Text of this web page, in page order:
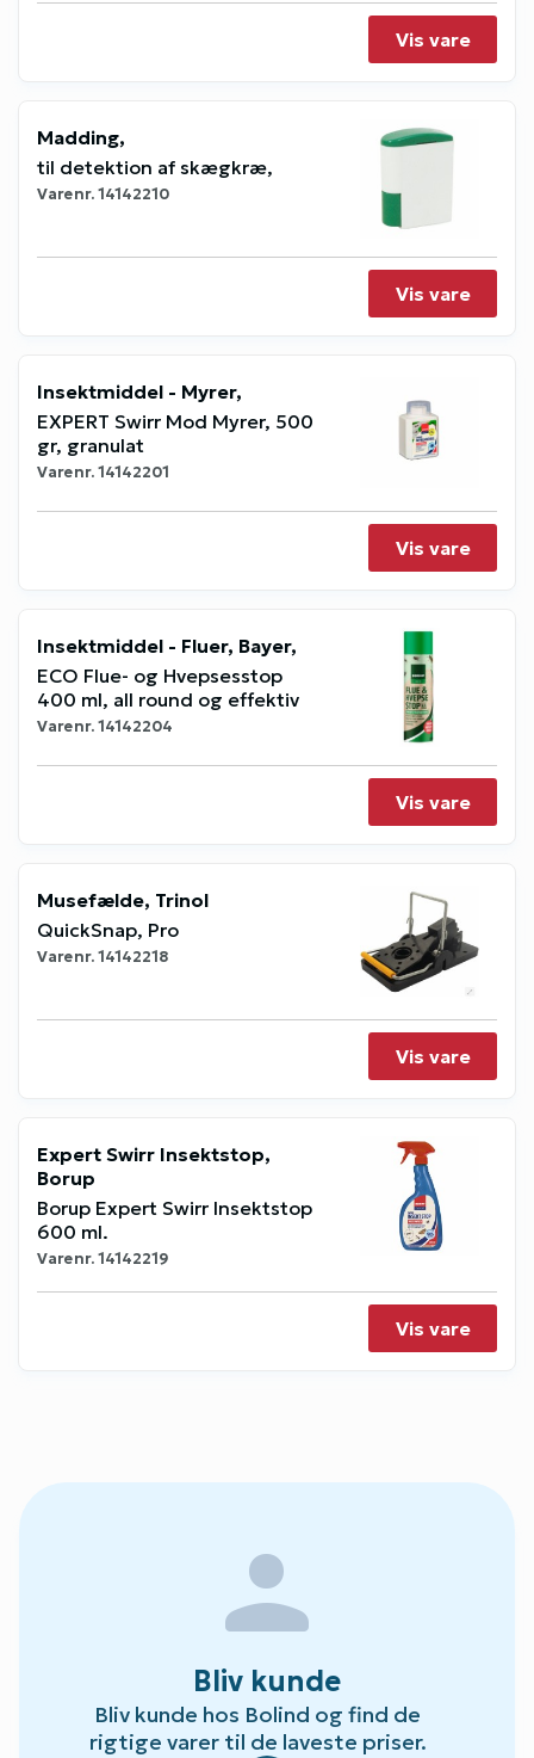
Vis vare
Madding,
til detektion af skægkræ,
Varenr.14142210
Vis vare
Insektmiddel - Myrer,
EXPERT Swirr Mod Myrer, 500
gr, granulat
Varenr.14142201
Vis vare
Insektmiddel - Fluer, Bayer,
ECO Flue- og Hvepsesstop
400 ml, all round og effektiv
Varenr.14142204
Vis vare
Musefælde, Trinol
QuickSnap, Pro
Varenr.14142218
Vis vare
Expert Swirr Insektstop,
Borup
Borup Expert Swirr Insektstop
600 ml.
Varenr.14142219
Vis vare
person
Bliv kunde
Bliv kunde hos Bolind og find de
rigtige varer til de laveste priser.